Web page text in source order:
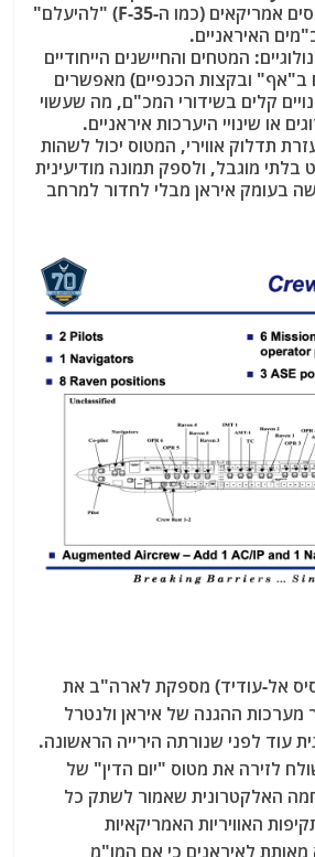
שמאפשר למטוסים אמריקאים (כמו ה-F-35) "להיעלם"
האיראניים.
המטחים והחיישנים הייחודיים
ב"אף" ובקצות הכנפיים) מאפשרים
קלים בשידורי המכ"ם, מה שעשוי
או שינויי היערכות איראניים.
תדלוק אווירי, המטוס יכול לשהות
בלתי מוגבל, ולספק תמונה מודיעינית
בעומק איראן מבלי לחדור למרחב
אל-עודיד) מספקת לארה"ב את
מערכות ההגנה של איראן ולנטרל
עוד לפני שנורתה הירייה הראשונה.
לזירה את מטוס "יום הדין" של
האלקטרונית שאמור לשתק כל
האוויריות האמריקאיות
מאותת לאיראנים כי אם המו"מ